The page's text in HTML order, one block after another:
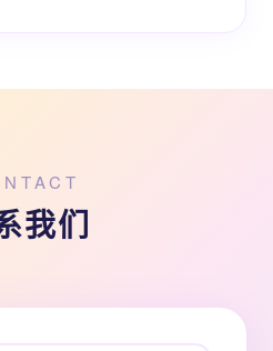
我们